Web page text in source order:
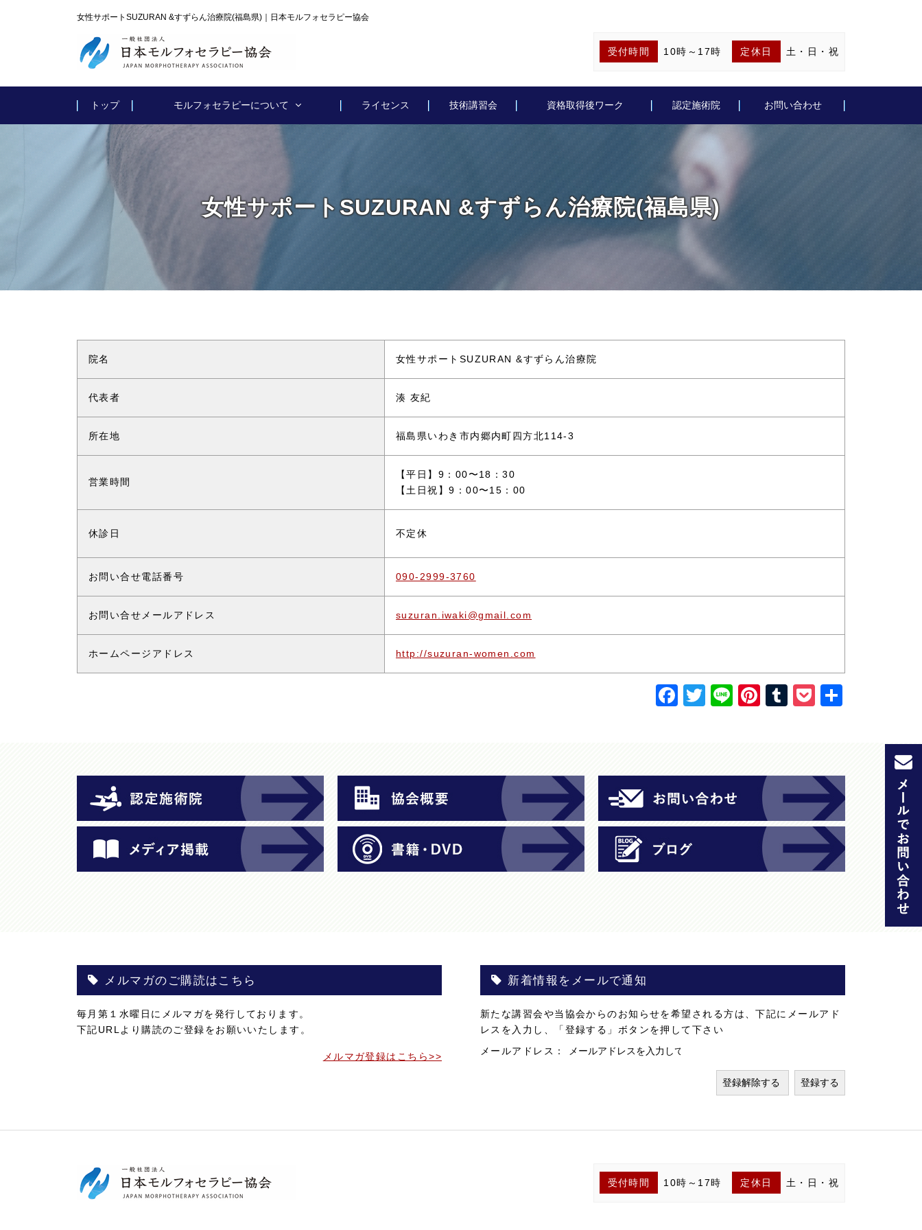
女性サポートSUZURAN &すずらん治療院(福島県)｜日本モルフォセラピー協会
受付時間 10時～17時 定休日 土・日・祝
トップ モルフォセラピーについて ライセンス 技術講習会 資格取得後ワーク 認定施術院 お問い合わせ
女性サポートSUZURAN &すずらん治療院(福島県)
院名 女性サポートSUZURAN &すずらん治療院
代表者 湊 友紀
所在地 福島県いわき市内郷内町四方北114-3
営業時間
【平日】9：00〜18：30
【土日祝】9：00〜15：00
休診日 不定休
お問い合せ電話番号 090-2999-3760
お問い合せメールアドレス suzuran.iwaki@gmail.com
ホームページアドレス http://suzuran-women.com
F
b
o
o
k
T Li
Pi
st
T
r
P
et
メルマガのご購読はこちら
毎月第１水曜日にメルマガを発行しております。
下記URLより購読のご登録をお願いいたします。
メルマガ登録はこちら>>
新着情報をメールで通知
新たな講習会や当協会からのお知らせを希望される方は、下記にメールアド
レスを入力し、「登録する」ボタンを押して下さい
メールアドレス：
受付時間 10時～17時 定休日 土・日・祝